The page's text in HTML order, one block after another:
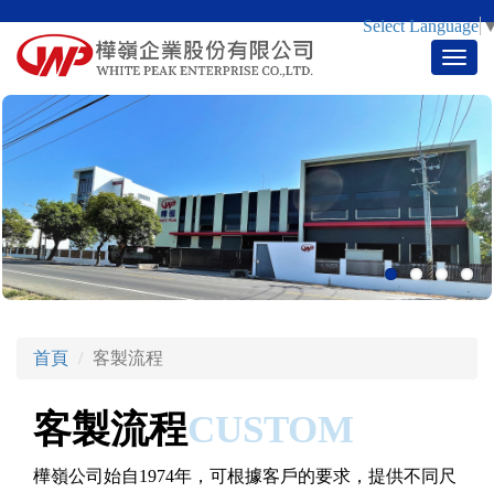
Select Language
首頁 客製流程
客製流程CUSTOM
樺嶺公司始自1974年，可根據客戶的要求，提供不同尺